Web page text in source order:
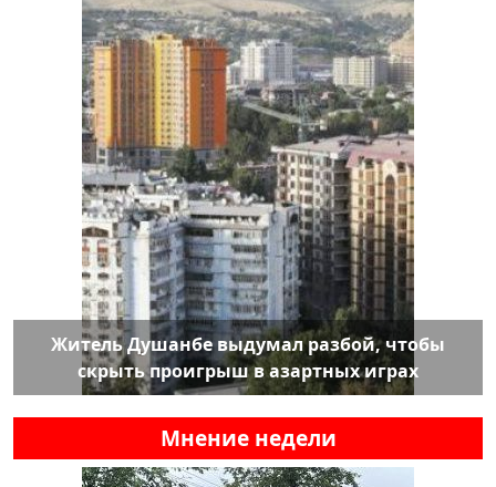
Житель Душанбе выдумал разбой, чтобы
скрыть проигрыш в азартных играх
Мнение недели